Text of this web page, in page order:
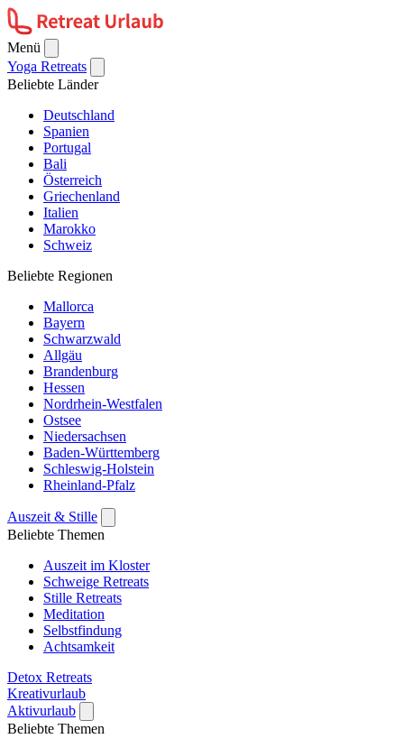
Menü
Yoga Retreats
Beliebte Länder
Deutschland
Spanien
Portugal
Bali
Österreich
Griechenland
Italien
Marokko
Schweiz
Beliebte Regionen
Mallorca
Bayern
Schwarzwald
Allgäu
Brandenburg
Hessen
Nordrhein-Westfalen
Ostsee
Niedersachsen
Baden-Württemberg
Schleswig-Holstein
Rheinland-Pfalz
Auszeit & Stille
Beliebte Themen
Auszeit im Kloster
Schweige Retreats
Stille Retreats
Meditation
Selbstfindung
Achtsamkeit
Detox Retreats
Kreativurlaub
Aktivurlaub
Beliebte Themen